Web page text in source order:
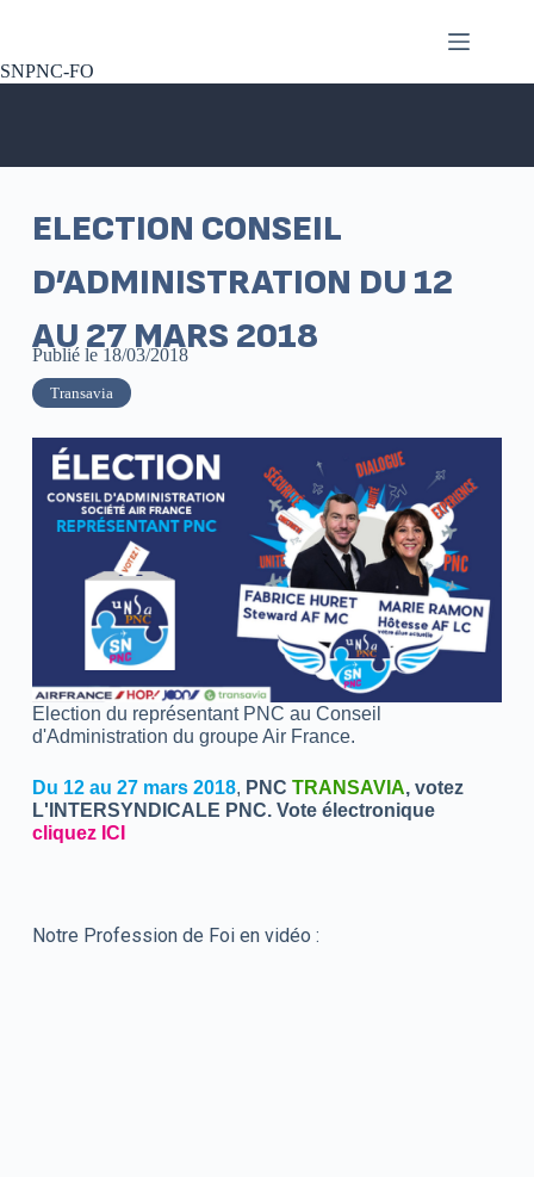
SNPNC-FO
ELECTION CONSEIL
D’ADMINISTRATION DU 12
AU 27 MARS 2018
Publié le 18/03/2018
Transavia
Election du représentantPNC au Conseil
d'Administration du groupe Air France.
Du 12 au 27 mars 2018, PNC TRANSAVIA, votez
L'INTERSYNDICALE PNC. Vote électronique
cliquez ICI
Notre Profession de Foi en vidéo :